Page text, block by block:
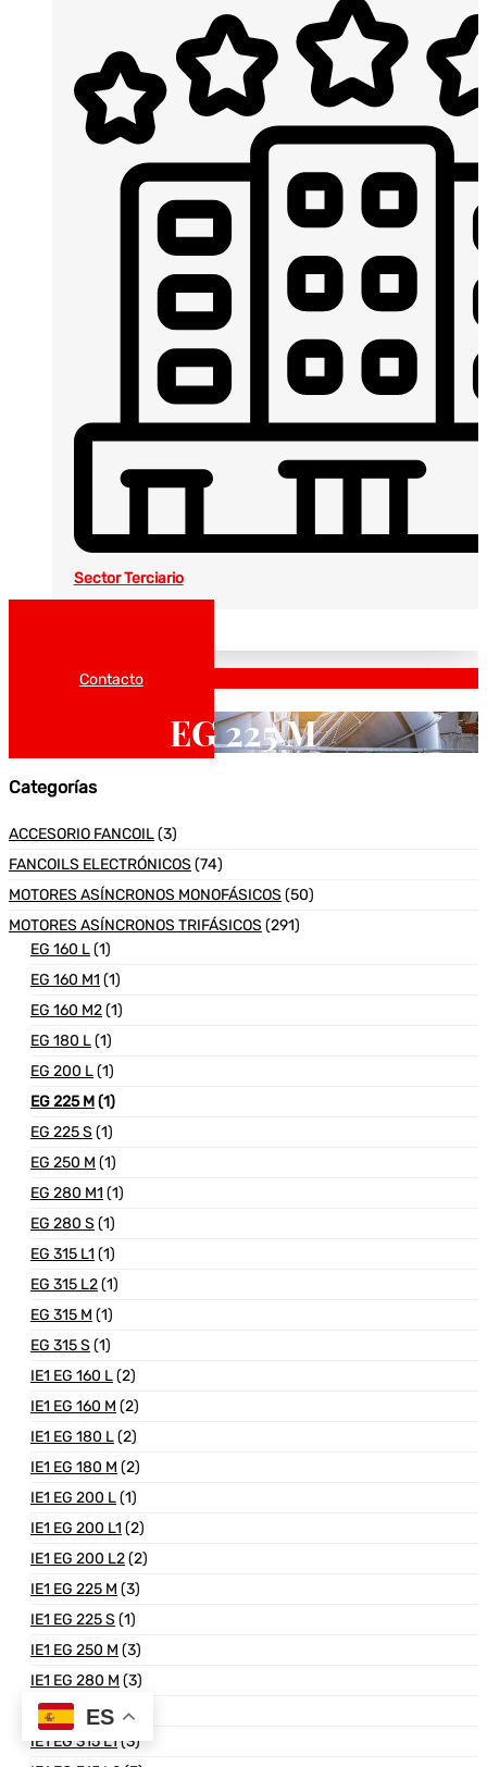
Sector Terciario
Contacto
EG 225 M
Categorías
ACCESORIO FANCOIL(3)
FANCOILS ELECTRÓNICOS (74)
MOTORES ASÍNCRONOS MONOFÁSICOS (50)
MOTORES ASÍNCRONOS TRIFÁSICOS (291)
EG 160 L(1)
EG 160 M1 (1)
EG 160 M2(1)
EG 180 L(1)
EG 200 L(1)
EG 225 M(1)
EG 225 S (1)
EG 250 M (1)
EG 280 M1 (1)
EG 280 S (1)
EG 315 L1 (1)
EG 315 L2(1)
EG 315 M (1)
EG 315 S (1)
IE1 EG 160 L(2)
IE1 EG 160 M (2)
IE1 EG 180 L(2)
IE1 EG 180 M (2)
IE1 EG 200 L(1)
IE1 EG 200 L1 (2)
IE1 EG 200 L2(2)
IE1 EG 225 M (3)
IE1 EG 225 S (1)
IE1 EG 250 M (3)
IE1 EG 280 M (3)
IE1 EG 280 S
(3)
IE1 EG 315 L1(3)
ES